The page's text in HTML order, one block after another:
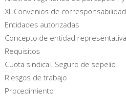
XII.Convenios de
Entidades autorizadas
Concepto de entidad
Requisitos
Cuota sindical. Seguro de sepelio
Riesgos de trabajo
Procedimiento